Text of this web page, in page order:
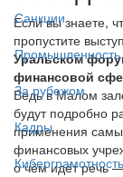
Санкции
Промышленность
За рубежом
Кадры
Киберграмотность
Если вы знаете,
пропустите
Уральском
финансовой
Ведь в Малом
будут подробно
применения
финансовых
о чём идёт речь